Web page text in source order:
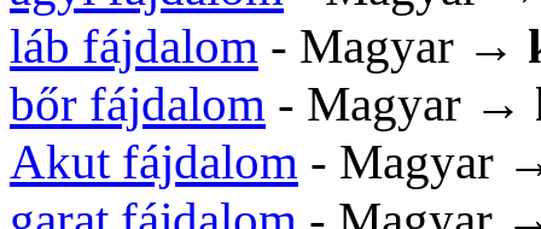
láb fájdalom - Magyar →
bőr fájdalom - Magyar →
Akut fájdalom - Magyar